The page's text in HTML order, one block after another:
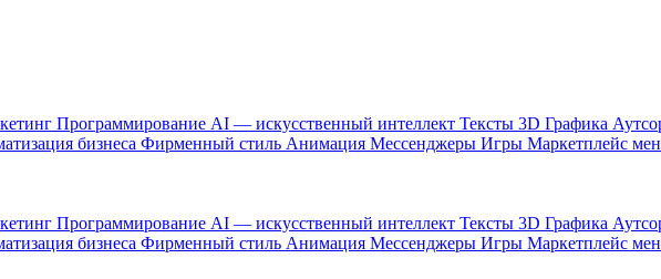
Программирование AI — искусственный интеллект Тексты 3D Графика
бизнеса Фирменный стиль Анимация Мессенджеры Игры Маркетплейс
Программирование AI — искусственный интеллект Тексты 3D Графика
бизнеса Фирменный стиль Анимация Мессенджеры Игры Маркетплейс